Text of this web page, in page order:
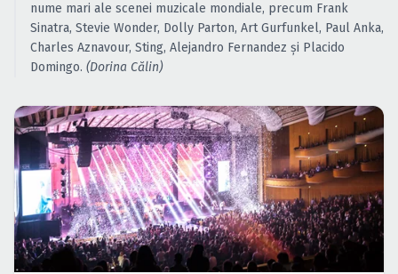
nume mari ale scenei muzicale mondiale, precum Frank
Sinatra, Stevie Wonder, Dolly Parton, Art Gurfunkel, Paul Anka,
Charles Aznavour, Sting, Alejandro Fernandez şi Placido
Domingo. (Dorina Călin)